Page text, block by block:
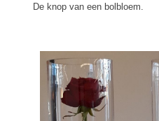
De knop van een bolbloem.